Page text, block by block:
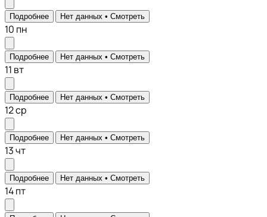
Подробнее Нет данных • Смотреть
10 пн
Подробнее Нет данных • Смотреть
11 вт
Подробнее Нет данных • Смотреть
12ср
Подробнее Нет данных • Смотреть
13чт
Подробнее Нет данных • Смотреть
14пт